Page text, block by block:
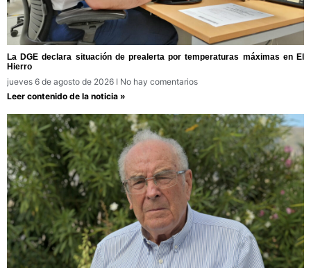
La DGE declara situación de prealerta por temperaturas máximas en El
Hierro
jueves 6 de agosto de 2026
No hay comentarios
Leer contenido de la noticia »